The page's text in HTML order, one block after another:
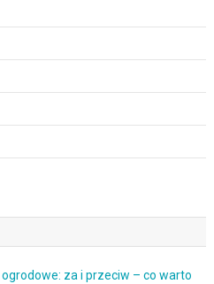
za i przeciw – co warto